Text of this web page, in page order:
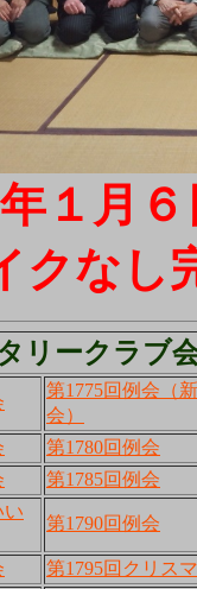
１月
クな
リークラブ
第1775回例会（
会）
第1780回例会
第1785回例会
い
第1790回例会
第1795回クリス